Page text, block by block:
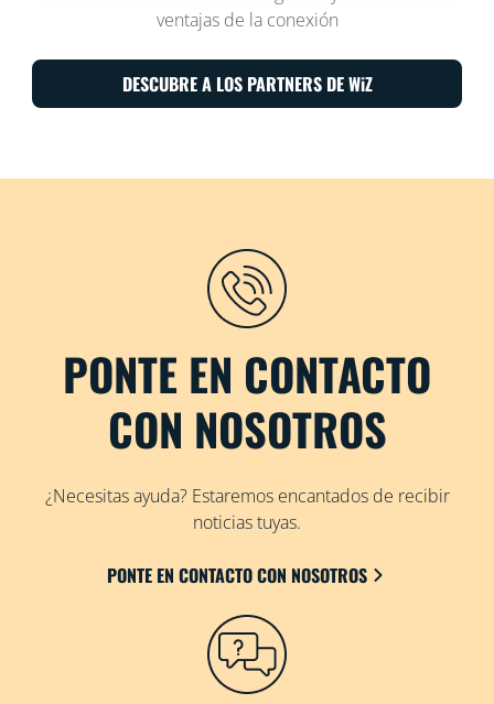
ventajas de la conexión
DESCUBRE A LOS PARTNERS DE WiZ
PONTE EN CONTACTO
CON NOSOTROS
¿Necesitas ayuda? Estaremos encantados de recibir
noticias tuyas.
PONTE EN CONTACTO CON NOSOTROS